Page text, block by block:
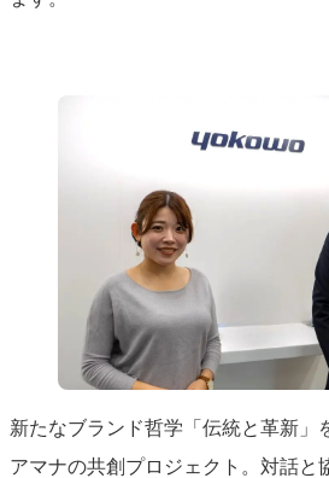
新たなブランド哲学「伝統と革新」
アマナの共創プロジェクト。対話と